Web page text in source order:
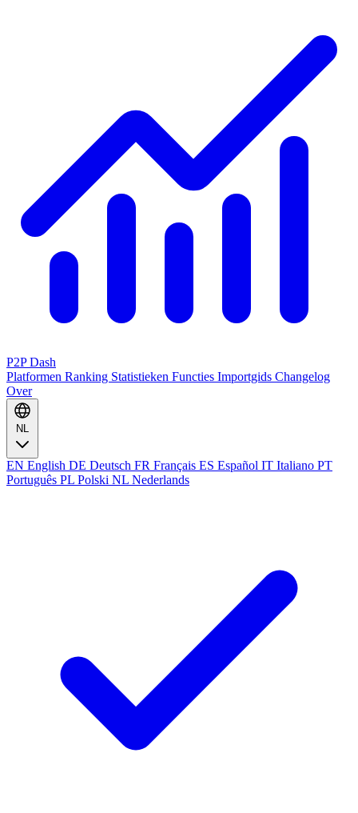
P2P Dash
Platformen Ranking Statistieken Functies Importgids Changelog
Over
NL
EN English DE Deutsch FR Français ES Español IT Italiano PT
Português PL Polski NL Nederlands